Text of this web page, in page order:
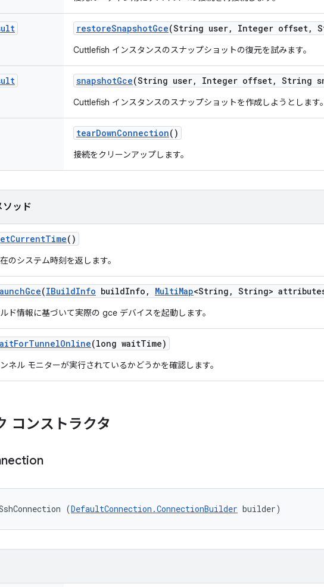
restoreSnapshotGce(String user, Integer offset,
Cuttlefish インスタンスのスナップショットの復元を試みます。
snapshotGce(String user, Integer offset, String
Cuttlefish インスタンスのスナップショットを作成しようとします
tearDownConnection()
接続をクリーンアップします。
ッド
CurrentTime()
のシステム時刻を返します。
Gce(IBuildInfo buildInfo , MultiMap<String , String>
ド情報に基づいて実際の gce デバイスを起動します。
ForTunnelOnline(long waitTime)
ンネル モニターが実行されているかどうかを確認します。
コンストラクタ
(DefaultConnection.ConnectionBuilder builder)